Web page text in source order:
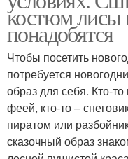
Новогодние
Костюмы для
костюм лисы
понадобятся
Чтобы посетить
потребуется
образ для себя. Кто-
феей, кто-то –
пиратом или
сказочный образ